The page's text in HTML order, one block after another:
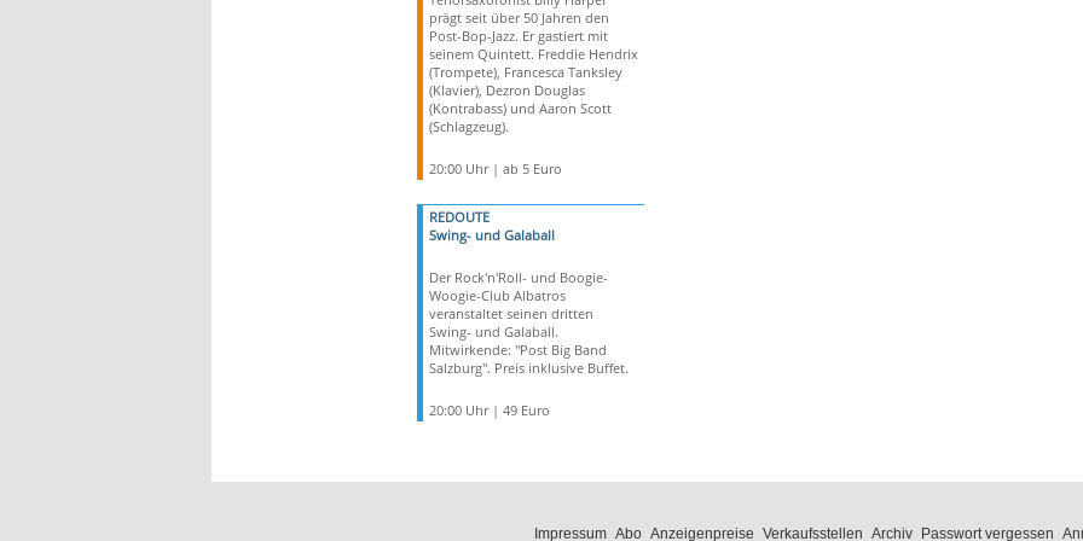
prägt seit über 50 Jahren den
Post-Bop-Jazz. Er gastiert mit
seinem Quintett. Freddie Hendrix
(Trompete), Francesca Tanksley
(Klavier), Dezron Douglas
(Kontrabass) und Aaron Scott
(Schlagzeug).
20:00 Uhr | ab 5 Euro
REDOUTE
Swing- und Galaball
Der Rock'n'Roll- und Boogie-
Woogie-Club Albatros
veranstaltet seinen dritten
Swing- und Galaball.
Mitwirkende: "Post Big Band
Salzburg". Preis inklusive Buffet.
20:00 Uhr | 49 Euro
Impressum Abo Anzeigenpreise Verkaufsstellen Archiv Passwort vergessen